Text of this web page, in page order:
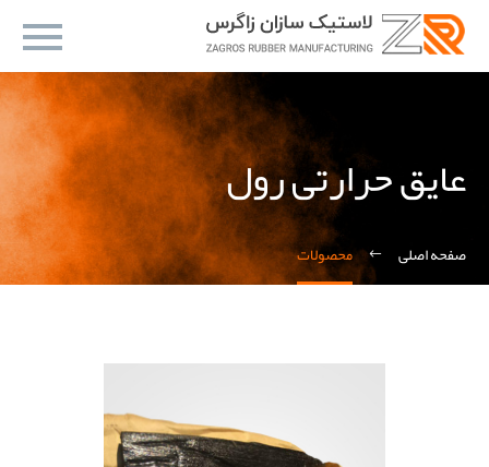
عایق حرارتی رول
صفحه اصلی محصولات